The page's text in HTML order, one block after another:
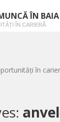
ÎN
ÎN CARIERĂ
în